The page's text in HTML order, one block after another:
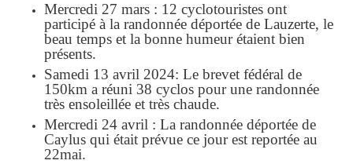
Mercredi 27 mars : 12 cyclotouristes ont
participé à la randonnée déportée de Lauzerte, le
beau temps et la bonne humeur étaient bien
présents.
Samedi 13 avril 2024: Le brevet fédéral de
150km a réuni 38 cyclos pour une randonnée
très ensoleillée et très chaude.
Mercredi 24 avril : La randonnée déportée de
Caylus qui était prévue ce jour est reportée au
22mai.